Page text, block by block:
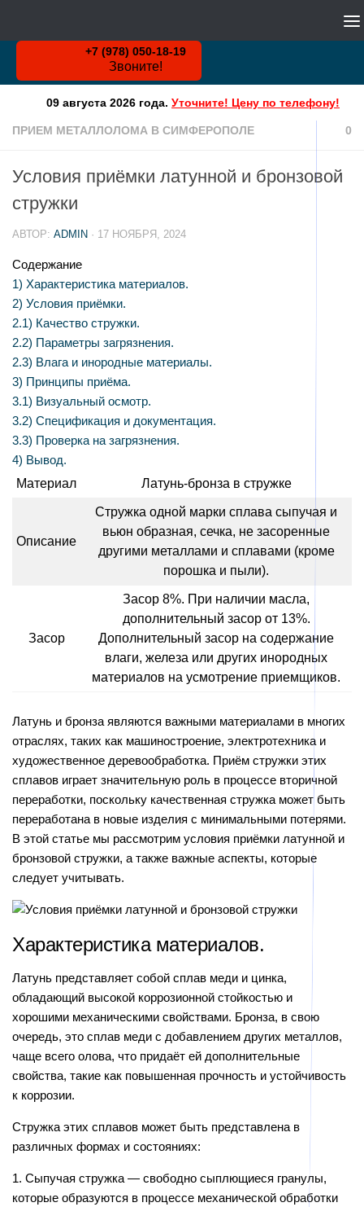
+7 (978) 050-18-19
Звоните!
09 августа 2026 года. Уточните! Цену по телефону!
ПРИЕМ МЕТАЛЛОЛОМА В СИМФЕРОПОЛЕ 0
Условия приёмки латунной и бронзовой
стружки
АВТОР: ADMIN · 17 НОЯБРЯ, 2024
Содержание
1) Характеристика материалов.
2) Условия приёмки.
2.1) Качество стружки.
2.2) Параметры загрязнения.
2.3) Влага и инородные материалы.
3) Принципы приёма.
3.1) Визуальный осмотр.
3.2) Спецификация и документация.
3.3) Проверка на загрязнения.
4) Вывод.
Материал
Латунь-бронза в стружке
Описание
Стружка одной марки сплава сыпучая и
вьюн образная, сечка, не засоренные
другими металлами и сплавами (кроме
порошка и пыли).
Засор
Засор 8%. При наличии масла,
дополнительный засор от 13%.
Дополнительный засор на содержание
влаги, железа или других инородных
материалов на усмотрение приемщиков.
Латунь и бронза являются важными материалами в многих
отраслях, таких как машиностроение, электротехника и
художественное деревообработка. Приём стружки этих
сплавов играет значительную роль в процессе вторичной
переработки, поскольку качественная стружка может быть
переработана в новые изделия с минимальными потерями.
В этой статье мы рассмотрим условия приёмки латунной и
бронзовой стружки, а также важные аспекты, которые
следует учитывать.
Характеристика материалов.
Латунь представляет собой сплав меди и цинка,
обладающий высокой коррозионной стойкостью и
хорошими механическими свойствами. Бронза, в свою
очередь, это сплав меди с добавлением других металлов,
чаще всего олова, что придаёт ей дополнительные
свойства, такие как повышенная прочность и устойчивость
к коррозии.
Стружка этих сплавов может быть представлена в
различных формах и состояниях:
1. Сыпучая стружка — свободно сыплющиеся гранулы,
которые образуются в процессе механической обработки